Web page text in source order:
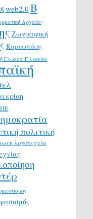
web2.0 Β
Αρχαίας
Ζωγραφική
Καρυωτάκης
Γλώσσα Γ λυκείου
κρίση
πολιτική
λογοτεχνία